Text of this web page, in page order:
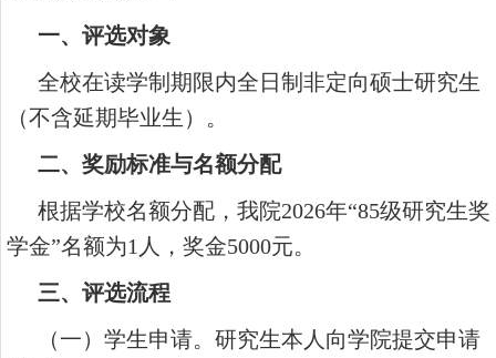
一、评选对象
全校在读学制期限内全日制非定向硕士研究生
（不含延期毕业生）。
二、奖励标准与名额分配
根据学校名额分配，我院2026年“85级研究生奖
学金”名额为1人，奖金5000元。
三、评选流程
（一）学生申请。研究生本人向学院提交申请